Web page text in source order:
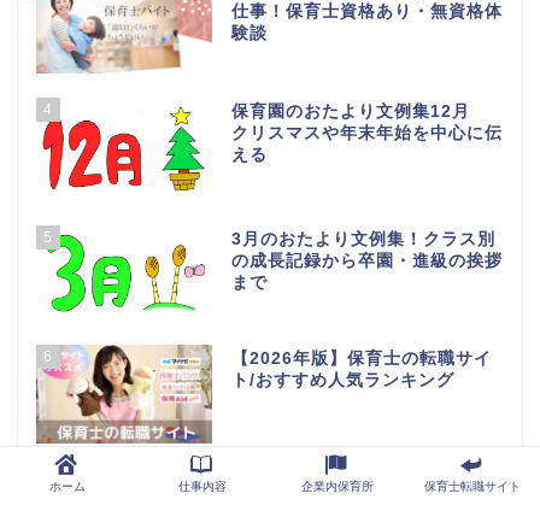
仕事！保育士資格あり・無資格体
験談
4
保育園のおたより文例集12月
クリスマスや年末年始を中心に伝
える
5
3月のおたより文例集！クラス別
の成長記録から卒園・進級の挨拶
まで
6
【2026年版】保育士の転職サイ
ト/おすすめ人気ランキング
保育園のおたより文例集10月
ホーム 仕事内容 企業内保育所 保育士転職サイト